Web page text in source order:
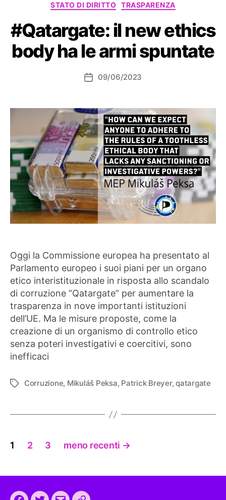
STATO DI DIRITTO
TRASPARENZA
#Qatargate: il new ethics
body ha le armi spuntate
Data09/06/2023
Oggi la Commissione europea ha presentato al
Parlamento europeo i suoi piani per un organo
etico interistituzionale in risposta allo scandalo
di corruzione “Qatargate” per aumentare la
trasparenza in nove importanti istituzioni
dell’UE. Ma le misure proposte, come la
creazione di un organismo di controllo etico
senza poteri investigativi e coercitivi, sono
inefficaci
Tag Corruzione, Mikuláš Peksa, Patrick Breyer,qatargate
Paginazione
articoli
1 2 3 meno recenti →